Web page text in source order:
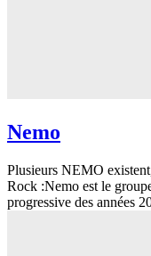
Nemo
Plusieurs NEMO
Rock :Nemo est le
progressive des années